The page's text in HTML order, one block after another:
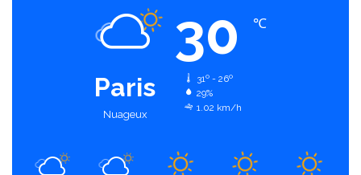
Paris
Nuageux
30 ℃
31º - 26º
29%
1.02 km/h